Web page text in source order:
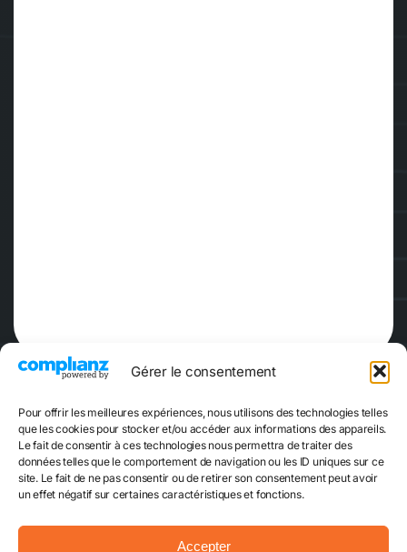
Gérer le consentement
Pour offrir les meilleures expériences, nous utilisons des technologies telles
que les cookies pour stocker et/ou accéder aux informations des appareils.
Le fait de consentir à ces technologies nous permettra de traiter des
données telles que le comportement de navigation ou les ID uniques sur ce
site. Le fait de ne pas consentir ou de retirer son consentement peut avoir
un effet négatif sur certaines caractéristiques et fonctions.
Accepter
Escape Game Réserver